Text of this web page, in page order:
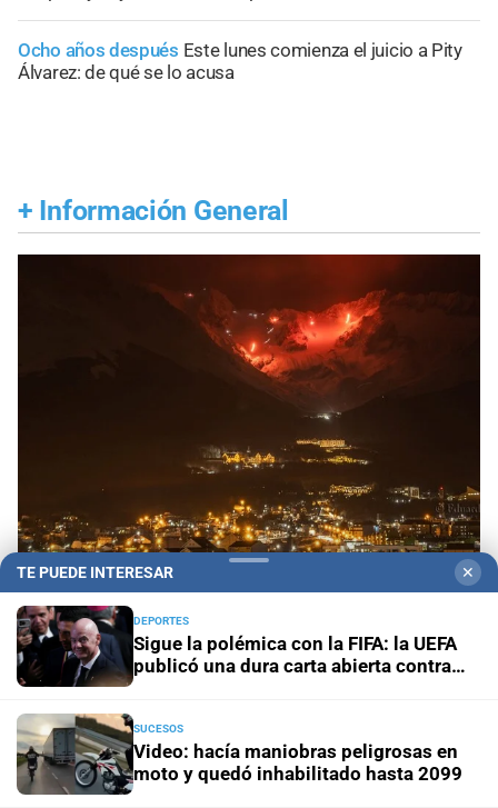
Ocho años después Este lunes comienza el juicio a Pity
Álvarez: de qué se lo acusa
+ Información General
Invierno fueguino Ushuaia se iluminó con más de
100 antorchas en una tradicional bajada por el
cerro Martial
en Santa Fe: qué exige la ley, qué debe hacer el dueño y
cómo actuar ante un ataque
TE PUEDE INTERESAR ✕
DEPORTES
Sigue la polémica con la FIFA: la UEFA
publicó una dura carta abierta contra
SUCESOS
Video: hacía maniobras peligrosas en
moto y quedó inhabilitado hasta 2099